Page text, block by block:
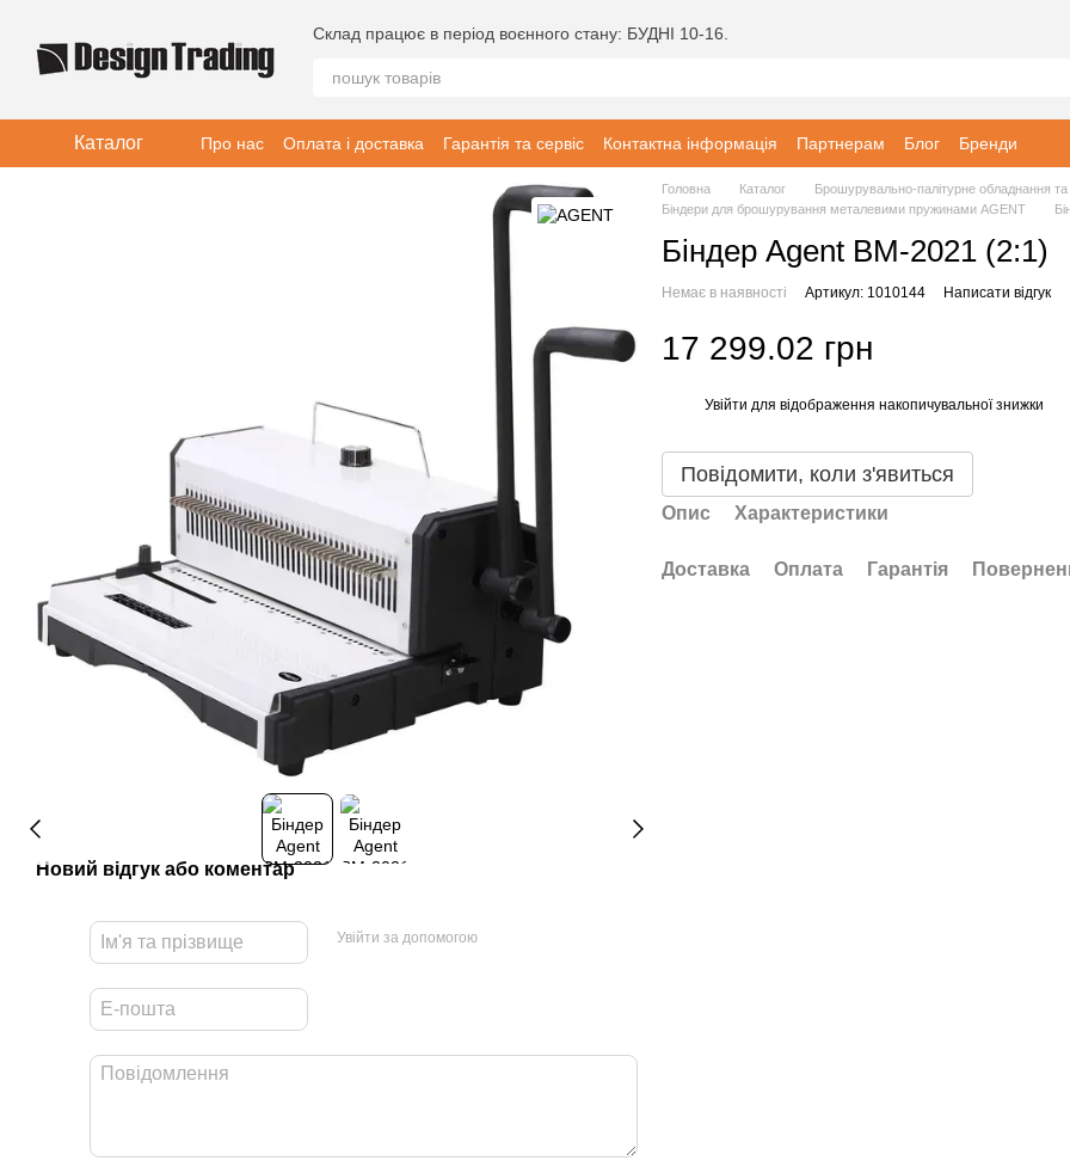
Склад працює в період воєнного стану: БУДНІ 10-16.
Каталог Про нас Оплата і доставка Гарантія та сервіс Контактна інформація Партнерам Блог Бренди
Новий відгук або коментар
Увійти за допомогою
Головна Каталог
Брошурувально-палітурне обладнання та
Біндери для брошурування металевими пружинами AGENT
Біндер Agent ВМ-2021 (2:1)
Немає в наявності Артикул: 1010144 Написати відгук
17 299.02 грн
Увійти для відображення накопичувальної знижки
Повідомити, коли з'явиться
Опис Характеристики
Доставка Оплата Гарантія